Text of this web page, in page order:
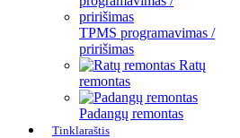
TPMS programavimas /
pririšimas
Ratų
remontas
Padangų remontas
Tinklaraštis